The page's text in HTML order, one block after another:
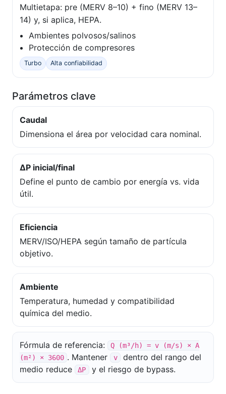
Multietapa: pre (MERV 8–10) + fino (MERV 13–
14) y, si aplica, HEPA.
Ambientes polvosos/salinos
Protección de compresores
Turbo Alta confiabilidad
Parámetros clave
Caudal
Dimensiona el área por velocidad cara nominal.
ΔP inicial/final
Define el punto de cambio por energía vs. vida
útil.
Eficiencia
MERV/ISO/HEPA según tamaño de partícula
objetivo.
Ambiente
Temperatura, humedad y compatibilidad
química del medio.
Fórmula de referencia:
Q (m³/h) = v (m/s) × A
(m²) × 3600 . Mantener v
dentro del rango del
medio reduce
ΔP y el riesgo de bypass.